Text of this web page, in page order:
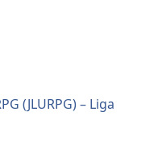
(JLURPG) – Liga